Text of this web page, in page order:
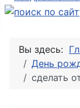
Вы здесь:
День
сделать